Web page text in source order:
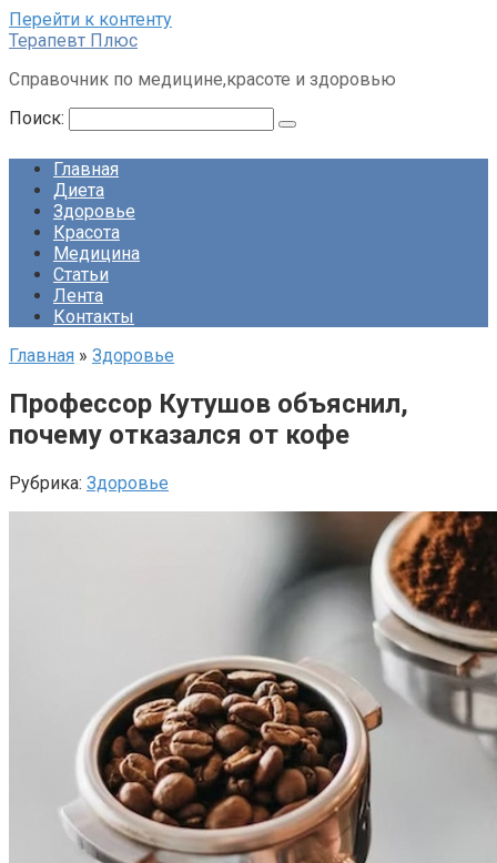
Перейти к контенту
Терапевт Плюс
Справочник по медицине,красоте и здоровью
Поиск:
Главная
Диета
Здоровье
Красота
Медицина
Статьи
Лента
Контакты
Главная » Здоровье
Профессор Кутушов объяснил,
почему отказался от кофе
Рубрика: Здоровье